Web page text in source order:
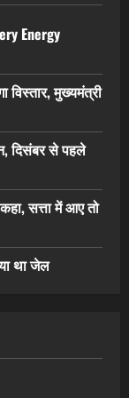
Energy
विस्तार, मुख्यमंत्री
दिसंबर से पहले
सत्ता में आए तो
था जेल